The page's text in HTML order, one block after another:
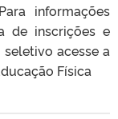
informações
de inscrições e
acesse a
Física